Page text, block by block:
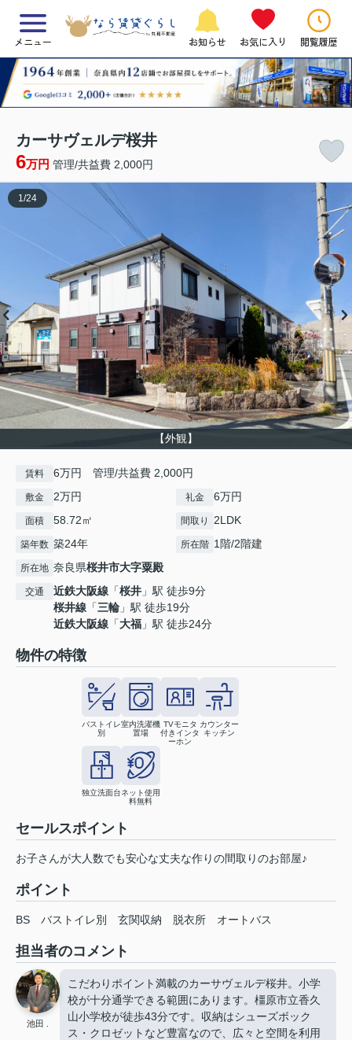
メニュー お知らせ お気に入り 閲覧履歴
カーサヴェルデ桜井
6万円 管理/共益費 2,000円
【外観】
1/24
賃料 6万円 管理/共益費 2,000円
敷金 2万円 礼金 6万円
面積 58.72㎡ 間取り 2LDK
築年数 築24年 所在階 1階/2階建
所在地 奈良県桜井市大字粟殿
交通 近鉄大阪線 「桜井 」駅 徒歩9分
桜井線 「三輪 」駅 徒歩19分
近鉄大阪線 「大福 」駅 徒歩24分
物件の特徴
バストイレ
別
室内洗濯機
置場
TVモニタ
付きインタ
ーホン
カウンター
キッチン
独立洗面台ネット使用
料無料
セールスポイント
お子さんが大人数でも安心な丈夫な作りの間取りのお部屋♪
ポイント
BS バストイレ別 玄関収納 脱衣所 オートバス
担当者のコメント
池田 .
こだわりポイント満載のカーサヴェルデ桜井。小学
校が十分通学できる範囲にあります。橿原市立香久
山小学校が徒歩43分です。収納はシューズボック
ス・クロゼットなど豊富なので、広々と空間を利用